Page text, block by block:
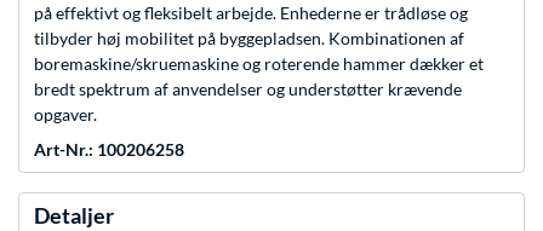
på effektivt og fleksibelt arbejde. Enhederne er trådløse og
tilbyder høj mobilitet på byggepladsen. Kombinationen af
boremaskine/skruemaskine og roterende hammer dækker et
bredt spektrum af anvendelser og understøtter krævende
opgaver.
Art-Nr.: 100206258
Detaljer